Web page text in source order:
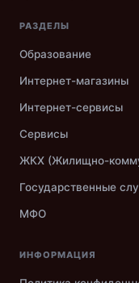
РАЗДЕЛЫ
Образование
Интернет-магазины
Интернет-сервисы
Сервисы
ЖКХ (Жилищно-
Государственные
МФО
ИНФОРМАЦИЯ